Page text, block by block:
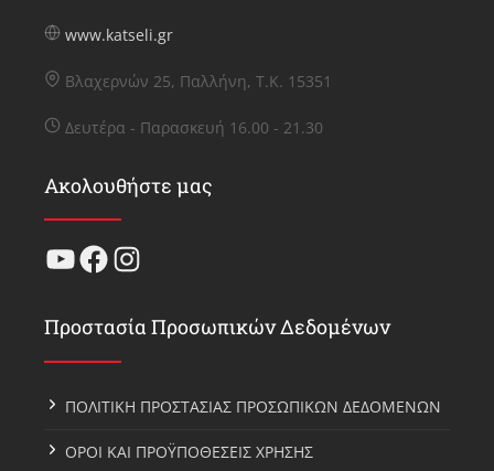
www.katseli.gr
Βλαχερνών 25, Παλλήνη, Τ.Κ. 15351
Δευτέρα - Παρασκευή 16.00 - 21.30
Ακολουθήστε μας
YouTube
Facebook
Instagram
Προστασία Προσωπικών Δεδομένων
ΠΟΛΙΤΙΚΗ ΠΡΟΣΤΑΣΙΑΣ ΠΡΟΣΩΠΙΚΩΝ ΔΕΔΟΜΕΝΩΝ
ΟΡΟΙ ΚΑΙ ΠΡΟΫΠΟΘΕΣΕΙΣ ΧΡΗΣΗΣ